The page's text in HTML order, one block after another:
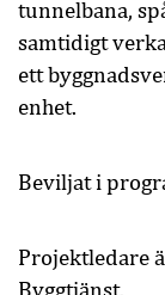
tunnelbana,
samtidigt
ett
enhet.
Beviljat i
Projektledare
Byggtjänst.